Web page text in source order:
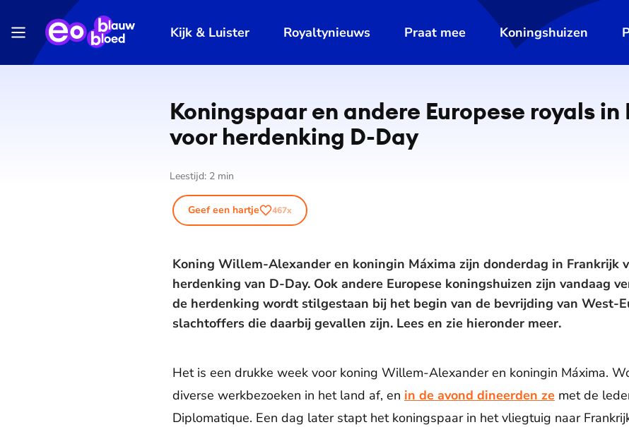
Kijk & Luister Royaltynieuws Praat mee Koningshuizen
Koningspaar en andere Europese royals
voor herdenking D-Day
Leestijd: 2 min
Geef een hartje 467x
Koning Willem-Alexander en koningin Máxima zijn donderdag in Frankrijk
herdenking van D-Day. Ook andere Europese koningshuizen zijn vandaag
de herdenking wordt stilgestaan bij het begin van de bevrijding van West-
slachtoffers die daarbij gevallen zijn. Lees en zie hieronder meer.
Het is een drukke week voor koning Willem-Alexander en koningin Máxima.
diverse werkbezoeken in het land af, en in de avond dineerden ze met de
Diplomatique. Een dag later stapt het koningspaar in het vliegtuig naar